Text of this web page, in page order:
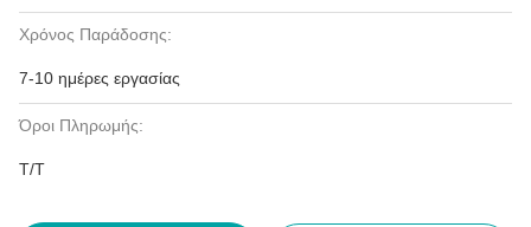
Χρόνος Παράδοσης:
7-10 ημέρες εργασίας
Όροι Πληρωμής:
T/T